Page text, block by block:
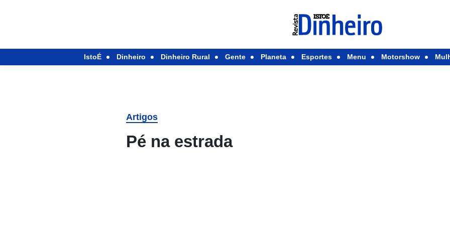
IstoÉ Dinheiro Dinheiro Rural Gente Planeta Esportes Menu Motorshow
Artigos
Pé na estrada